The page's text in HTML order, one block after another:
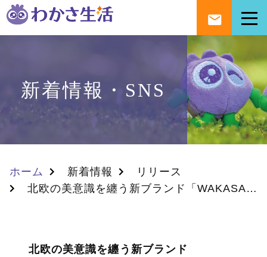
新着情報・SNS
ホーム 新着情報
リリース
北欧の美意識を纏う新ブランド「WAKASA＆CO. STYLE」誕生
北欧の美意識を纏う新ブランド